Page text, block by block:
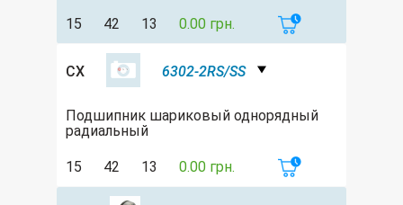
15 42 13 0.00 грн.
CX 6302-2RS/SS
Подшипник шариковый однорядный
радиальный
15 42 13 0.00 грн.